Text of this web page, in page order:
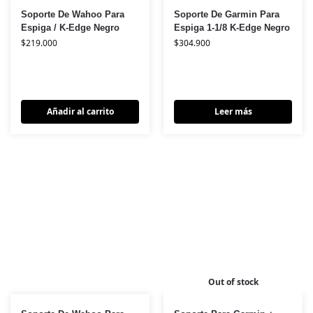
Soporte De Wahoo Para
Espiga / K-Edge Negro
$219.000
Añadir al carrito
Soporte De Garmin Para
Espiga 1-1/8 K-Edge Negro
$304.900
Leer más
Out of stock